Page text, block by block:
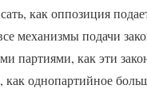
как оппозиция
механизмы подачи
партиями, как эти
как однопартийное